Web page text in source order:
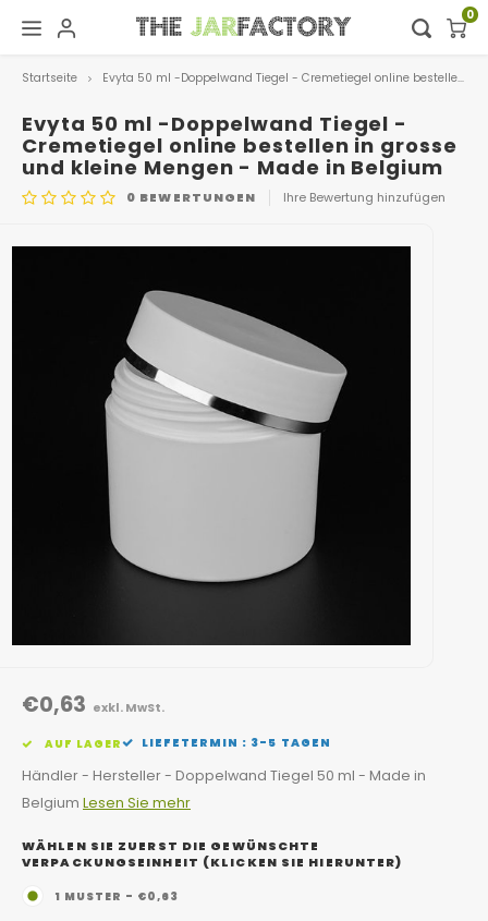
Hoofdmenu / digital showroom
Digital showroom
Dekoration
Hoofdmenu
Sprache
Nederlands
Deutsch
0
Startseite Evyta 50 ml -Doppelwand Tiegel - Cremetiegel online bestellen in grosse und kleine Mengen - Made in Belgium
Evyta 50 ml -Doppelwand Tiegel -
Cremetiegel online bestellen in grosse
und kleine Mengen - Made in Belgium
0 BEWERTUNGEN Ihre Bewertung hinzufügen
€0,63 exkl. MwSt.
AUF LAGER LIEFETERMIN : 3-5 TAGEN
Händler - Hersteller - Doppelwand Tiegel 50 ml - Made in
Belgium Lesen Sie mehr
WÄHLEN SIE ZUERST DIE GEWÜNSCHTE
VERPACKUNGSEINHEIT (KLICKEN SIE HIERUNTER)
1 MUSTER - €0,63